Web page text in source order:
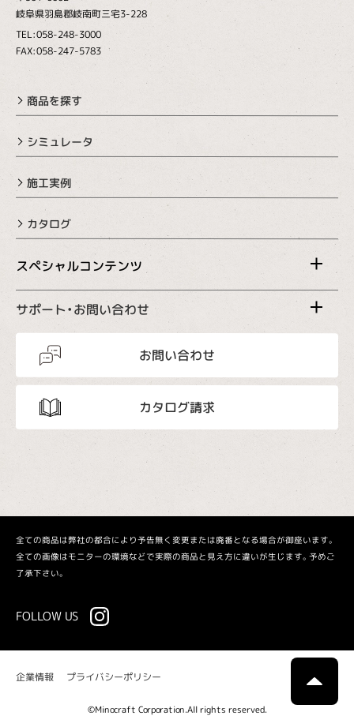
岐阜県羽島郡岐南町三宅3-228
TEL:058-248-3000
FAX:058-247-5783
商品を探す
シミュレータ
施工実例
カタログ
スペシャルコンテンツ
サポート・お問い合わせ
お問い合わせ
カタログ請求
全ての商品は弊社の都合により予告無く変更または廃番となる場合が御座います。
全ての画像はモニターの環境などで実際の商品と見え方に違いが生じます。予めご
了承下さい。
FOLLOW US
企業情報 プライバシーポリシー
©Minocraft Corporation.All rights reserved.